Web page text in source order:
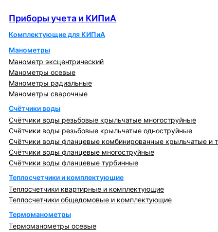
Приборы учета и КИПиА
Комплектующие для КИПиА
Манометры
Манометр эксцентрический
Манометры осевые
Манометры радиальные
Манометры сварочные
Счётчики воды
Счётчики воды резьбовые крыльчатые многоструйные
Счётчики воды резьбовые крыльчатые одноструйные
Счётчики воды фланцевые комбинированные крыльчатые и
Счётчики воды фланцевые многоструйные
Счётчики воды фланцевые турбинные
Теплосчетчики и комплектующие
Теплосчетчики квартирные и комплектующие
Теплосчетчики общедомовые и комплектующие
Термоманометры
Термоманометры осевые